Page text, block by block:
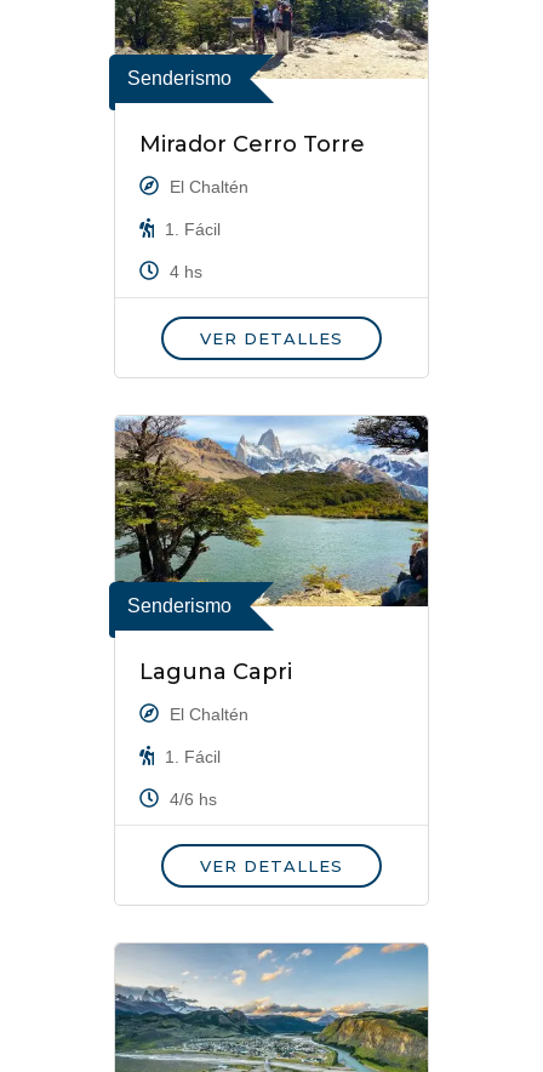
Senderismo
Mirador Cerro Torre
El Chaltén
1. Fácil
4 hs
VER DETALLES
Senderismo
Laguna Capri
El Chaltén
1. Fácil
4/6 hs
VER DETALLES